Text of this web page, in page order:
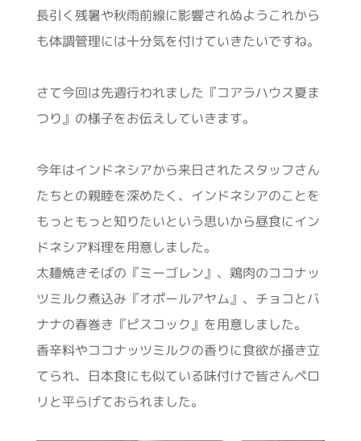
長引く残暑や秋雨前線に影響されぬようこれから
も体調管理には十分気を付けていきたいですね。
さて今回は先週行われました『コアラハウス夏ま
つり』の様子をお伝えしていきます。
今年はインドネシアから来日されたスタッフさん
たちとの親睦を深めたく、インドネシアのことを
もっともっと知りたいという思いから昼食にイン
ドネシア料理を用意しました。
太麺焼きそばの『ミーゴレン』、鶏肉のココナッ
ツミルク煮込み『オポールアヤム』、チョコとバ
ナナの春巻き『ピスコック』を用意しました。
香辛料やココナッツミルクの香りに食欲が掻き立
てられ、日本食にも似ている味付けで皆さんペロ
リと平らげておられました。